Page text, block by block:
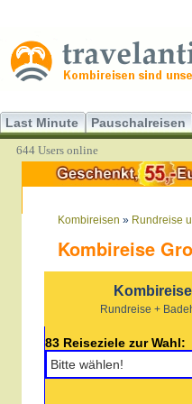
Last Minute Pauschalreisen
644 Users online
Kombireisen » Rundreise
Kombireise
Rundreise +
83 Reiseziele zur Wahl: